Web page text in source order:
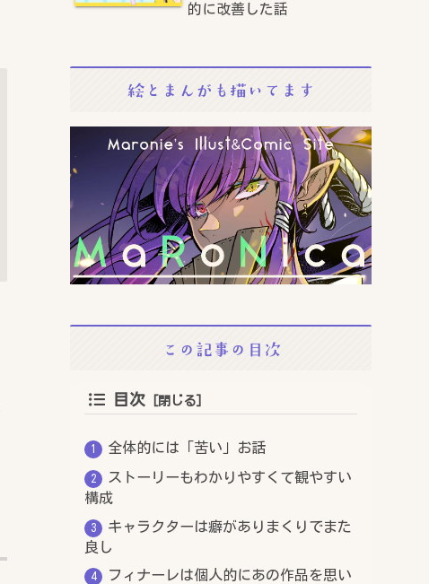
的に改善した話
絵とまんがも描いてます
この記事の目次
目次
全体的には「苦い」お話
ストーリーもわかりやすくて観やすい
構成
キャラクターは癖がありまくりでまた
良し
フィナーレは個人的にあの作品を思い